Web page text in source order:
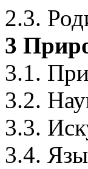
2.3.
3
3.1.
3.2.
3.3.
3.4.